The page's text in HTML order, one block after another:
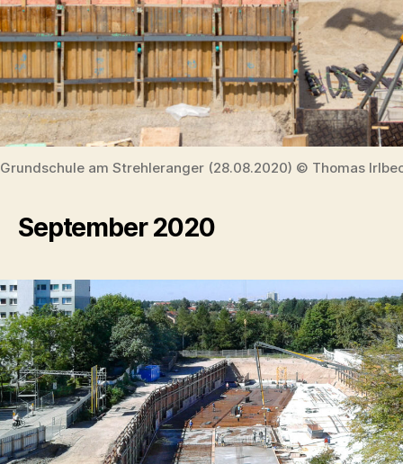
Grundschule am Strehleranger (28.08.2020) © Thomas
September 2020